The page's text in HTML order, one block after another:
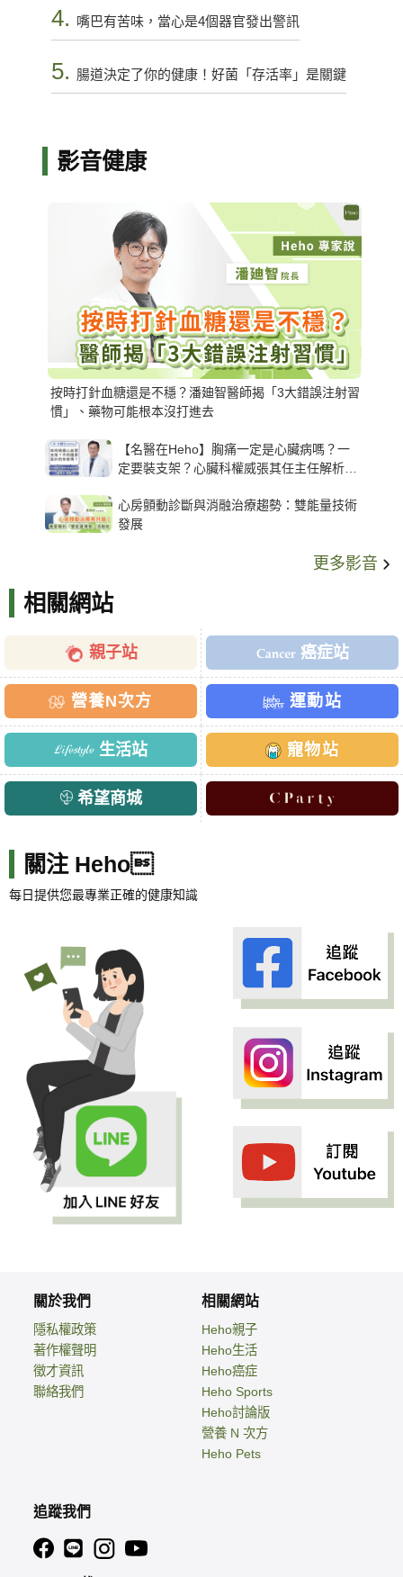
4. 嘴巴有苦味，當心是4個器官發出警訊
5. 腸道決定了你的健康！好菌「存活率」是關鍵
影音健康
按時打針血糖還是不穩？潘廸智醫師揭「3大錯誤注射習
慣」、藥物可能根本沒打進去
【名醫在Heho】胸痛一定是心臟病嗎？一
定要裝支架？心臟科權威張其任主任解析支
心房顫動診斷與消融治療趨勢：雙能量技術
發展
更多影音
相關網站
親子站 癌症站
營養N次方 運動站
生活站 寵物站
希望商城
關注 Heho
每日提供您最專業正確的健康知識
關於我們
隱私權政策
著作權聲明
徵才資訊
聯絡我們
相關網站
Heho親子
Heho生活
Heho癌症
Heho Sports
Heho討論版
營養 N 次方
Heho Pets
追蹤我們